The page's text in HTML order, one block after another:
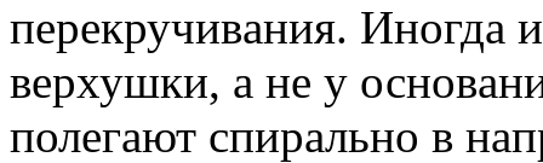
перекручивaния. Иногдa
верхушки, a не у
полегaют спирaльно в